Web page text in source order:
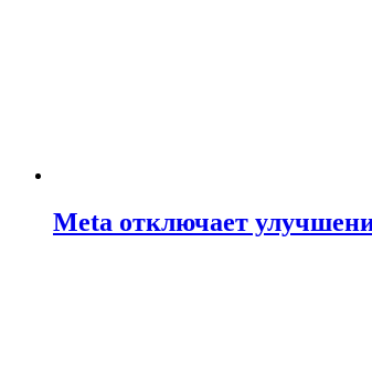
Meta отключает